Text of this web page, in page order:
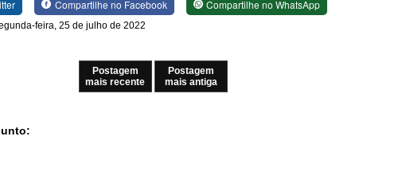
Compartilhe no Facebook Compartilhe no WhatsApp
feira, 25 de julho de 2022
Postagem
mais recente
Postagem
mais antiga